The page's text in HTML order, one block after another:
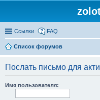
Ссылки FAQ
Список форумов
Послать письмо для
Имя пользователя: